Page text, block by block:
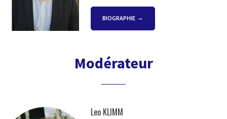
BIOGRAPHIE
Modérateur
Leo KLIMM